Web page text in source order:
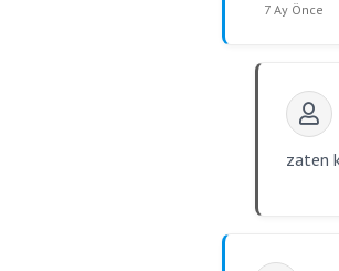
7 Ay Önce
zaten